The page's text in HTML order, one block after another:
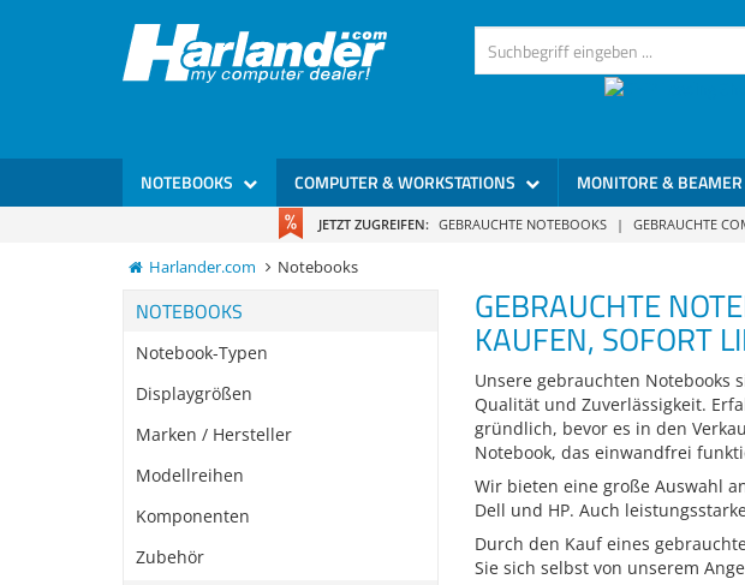
NOTEBOOKS COMPUTER & WORKSTATIONS MONITORE & BEAMER
JETZT ZUGREIFEN: GEBRAUCHTE NOTEBOOKS | GEBRAUCHTE
Harlander.com Notebooks
NOTEBOOKS
Notebook-Typen
Displaygrößen
Marken / Hersteller
Modellreihen
Komponenten
Zubehör
GEBRAUCHTE
KAUFEN, SOFORT
Unsere gebrauchten
Qualität und Zuverlässigkeit.
gründlich, bevor es in den
Notebook, das einwandfrei
Wir bieten eine große Auswahl
Dell und HP. Auch
Durch den Kauf eines
Sie sich selbst von unserem